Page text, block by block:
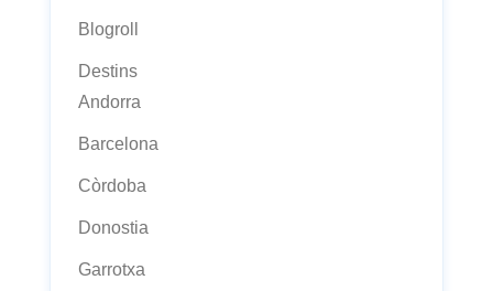
Blogroll
Destins
Andorra
Barcelona
Còrdoba
Donostia
Garrotxa